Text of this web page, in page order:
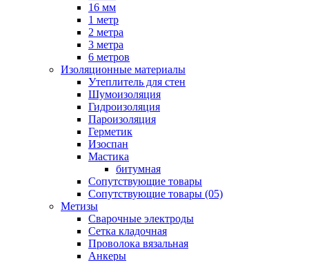
16 мм
1 метр
2 метра
3 метра
6 метров
Изоляционные материалы
Утеплитель для стен
Шумоизоляция
Гидроизоляция
Пароизоляция
Герметик
Изоспан
Мастика
битумная
Сопутствующие товары
Сопутствующие товары (05)
Метизы
Сварочные электроды
Сетка кладочная
Проволока вязальная
Анкеры